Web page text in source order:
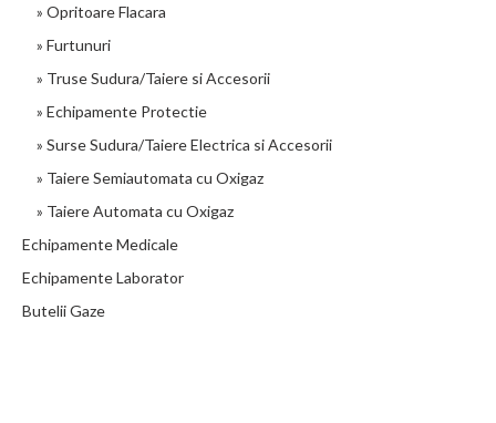
» Opritoare Flacara
» Furtunuri
» Truse Sudura/Taiere si Accesorii
» Echipamente Protectie
» Surse Sudura/Taiere Electrica si Accesorii
» Taiere Semiautomata cu Oxigaz
» Taiere Automata cu Oxigaz
Echipamente Medicale
Echipamente Laborator
Butelii Gaze